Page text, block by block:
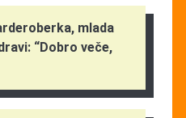
mlada
“Dobro veče,